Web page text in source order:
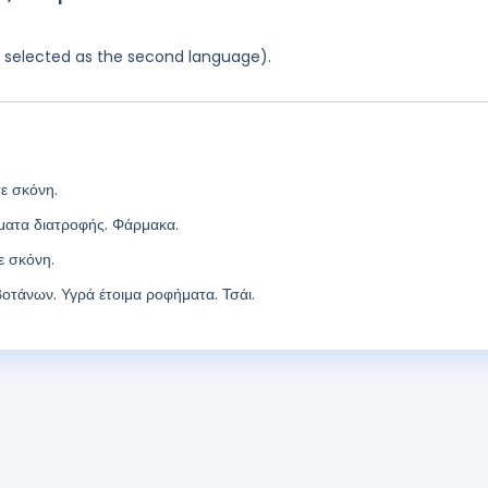
selected as the second language).
σκόνη.
διατροφής. Φάρμακα.
σκόνη.
Υγρά έτοιμα ροφήματα. Τσάι.